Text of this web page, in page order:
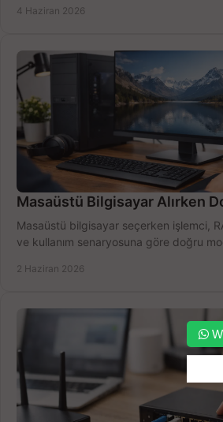
4 Haziran 2026
Masaüstü Bilgisayar Alırken
Masaüstü bilgisayar seçerken işlemci,
ve kullanım senaryosuna göre doğru
2 Haziran 2026